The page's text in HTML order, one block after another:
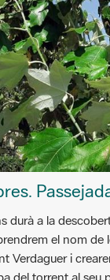
durà a la
el nom de
Verdaguer i